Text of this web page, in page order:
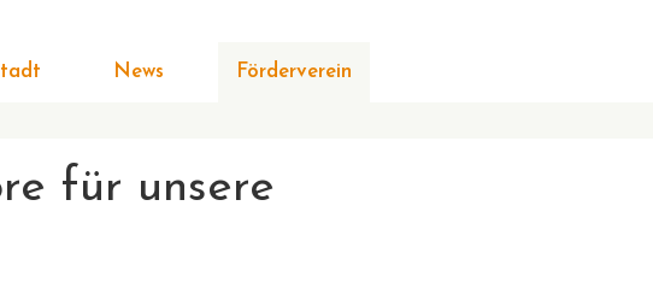
News Förderverein
für unsere